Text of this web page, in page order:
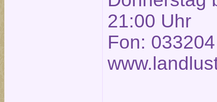
21:00 Uhr
Fon: